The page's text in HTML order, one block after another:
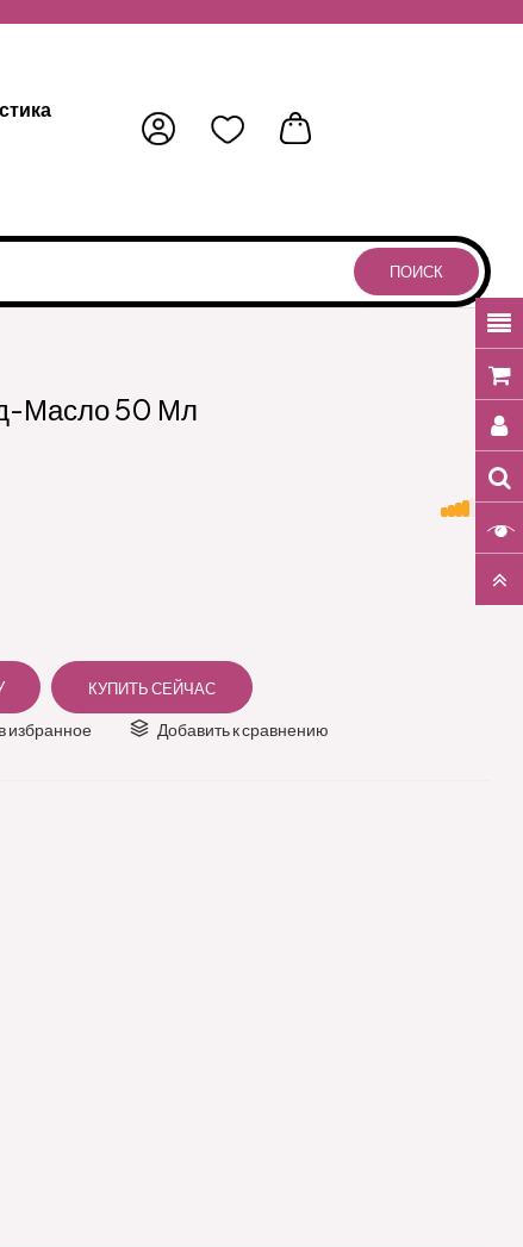
ПОИСК
Масло 50 Мл
избранное Добавить к сравнению